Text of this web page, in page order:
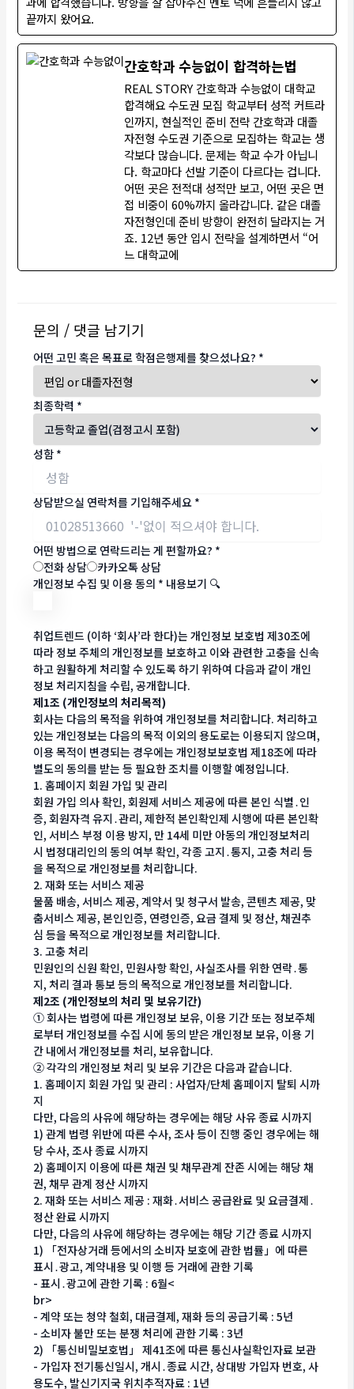
끝까지 왔어요.
간호학과 수능없이 합격하는법
REAL STORY 간호학과 수능없이 대학교
합격해요 수도권 모집 학교부터 성적 커트라
인까지, 현실적인 준비 전략 간호학과 대졸
자전형 수도권 기준으로 모집하는 학교는 생
각보다 많습니다. 문제는 학교 수가 아닙니
다. 학교마다 선발 기준이 다르다는 겁니다.
어떤 곳은 전적대 성적만 보고, 어떤 곳은 면
접 비중이 60%까지 올라갑니다. 같은 대졸
자전형인데 준비 방향이 완전히 달라지는 거
죠. 12년 동안 입시 전략을 설계하면서 “어
느 대학교에
문의 / 댓글 남기기
어떤 고민 혹은 목표로 학점은행제를 찾으셨나요? *
최종학력 *
성함 *
상담받으실 연락처를 기입해주세요 *
어떤 방법으로 연락드리는 게 편할까요? *
전화 상담
카카오톡 상담
개인정보 수집 및 이용 동의 * 내용보기 🔍
취업트렌드 (이하 ‘회사’라 한다)는 개인정보 보호법 제30조에
따라 정보 주체의 개인정보를 보호하고 이와 관련한 고충을 신속
하고 원활하게 처리할 수 있도록 하기 위하여 다음과 같이 개인
정보 처리지침을 수립, 공개합니다.
제1조 (개인정보의 처리목적)
회사는 다음의 목적을 위하여 개인정보를 처리합니다. 처리하고
있는 개인정보는 다음의 목적 이외의 용도로는 이용되지 않으며,
이용 목적이 변경되는 경우에는 개인정보보호법 제18조에 따라
별도의 동의를 받는 등 필요한 조치를 이행할 예정입니다.
1. 홈페이지 회원 가입 및 관리
회원 가입 의사 확인, 회원제 서비스 제공에 따른 본인 식별․인
증, 회원자격 유지․관리, 제한적 본인확인제 시행에 따른 본인확
인, 서비스 부정 이용 방지, 만 14세 미만 아동의 개인정보처리
시 법정대리인의 동의 여부 확인, 각종 고지․통지, 고충 처리 등
을 목적으로 개인정보를 처리합니다.
2. 재화 또는 서비스 제공
물품 배송, 서비스 제공, 계약서 및 청구서 발송, 콘텐츠 제공, 맞
춤서비스 제공, 본인인증, 연령인증, 요금 결제 및 정산, 채권추
심 등을 목적으로 개인정보를 처리합니다.
3. 고충 처리
민원인의 신원 확인, 민원사항 확인, 사실조사를 위한 연락․통
지, 처리 결과 통보 등의 목적으로 개인정보를 처리합니다.
제2조 (개인정보의 처리 및 보유기간)
① 회사는 법령에 따른 개인정보 보유, 이용 기간 또는 정보주체
로부터 개인정보를 수집 시에 동의 받은 개인정보 보유, 이용 기
간 내에서 개인정보를 처리, 보유합니다.
② 각각의 개인정보 처리 및 보유 기간은 다음과 같습니다.
1. 홈페이지 회원 가입 및 관리 : 사업자/단체 홈페이지 탈퇴 시까
지
다만, 다음의 사유에 해당하는 경우에는 해당 사유 종료 시까지
1) 관계 법령 위반에 따른 수사, 조사 등이 진행 중인 경우에는 해
당 수사, 조사 종료 시까지
2) 홈페이지 이용에 따른 채권 및 채무관계 잔존 시에는 해당 채
권, 채무 관계 정산 시까지
2. 재화 또는 서비스 제공 : 재화․서비스 공급완료 및 요금결제․
정산 완료 시까지
다만, 다음의 사유에 해당하는 경우에는 해당 기간 종료 시까지
1) 「전자상거래 등에서의 소비자 보호에 관한 법률」에 따른
표시․광고, 계약내용 및 이행 등 거래에 관한 기록
- 표시․광고에 관한 기록 : 6월<
br>
- 계약 또는 청약 철회, 대금결제, 재화 등의 공급기록 : 5년
- 소비자 불만 또는 분쟁 처리에 관한 기록 : 3년
2) 「통신비밀보호법」 제41조에 따른 통신사실확인자료 보관
- 가입자 전기통신일시, 개시․종료 시간, 상대방 가입자 번호, 사
용도수, 발신기지국 위치추적자료 : 1년